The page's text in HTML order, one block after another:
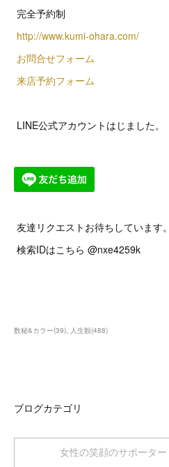
完全予約制
http://www.kumi-ohara.com/
お問合せフォーム
来店予約フォーム
LINE公式アカウントはじました。
友達リクエストお待ちしています。
検索IDはこちら @nxe4259k
数秘&カラー(39) 人生観(488)
ブログカテゴリ
女性の笑顔のサポーター